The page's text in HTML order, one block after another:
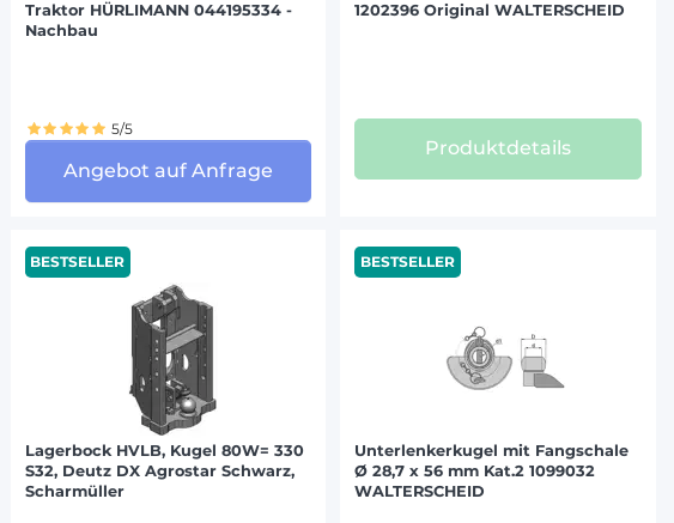
Traktor HÜRLIMANN 044195334 -
Nachbau
5/5
Angebot auf Anfrage
1202396 Original WALTERSCHEID
Produktdetails
BESTSELLER
Lagerbock HVLB, Kugel 80W= 330
S32, Deutz DX Agrostar Schwarz,
Scharmüller
BESTSELLER
Unterlenkerkugel mit Fangschale
Ø 28,7 x 56 mm Kat.2 1099032
WALTERSCHEID